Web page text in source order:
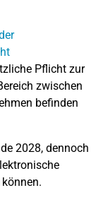
Pflicht zur
zwischen
befinden
2028, dennoch